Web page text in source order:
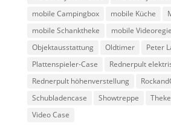
mobile Campingbox
mobile Küche
mobile Schanktheke
mobile Videoregie
Objektausstattung
Oldtimer
Peter
Plattenspieler-Case
Rednerpult
Rednerpult höhenverstellung
Schubladencase
Showtreppe
Video Case